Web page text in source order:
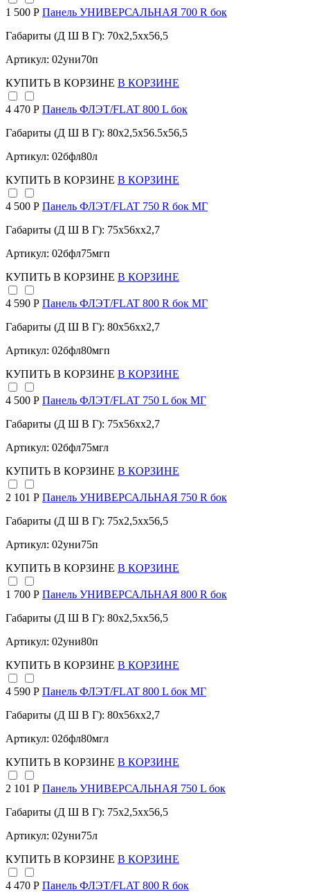
1 500 Р Панель УНИВЕРСАЛЬНАЯ 700 R бок
Габариты (Д Ш В Г): 70x2,5xx56,5
Артикул: 02уни70п
КУПИТЬ В КОРЗИНЕ В КОРЗИНЕ
4 470 Р Панель ФЛЭТ/FLAT 800 L бок
Габариты (Д Ш В Г): 80x2,5x56.5x56,5
Артикул: 02бфл80л
КУПИТЬ В КОРЗИНЕ В КОРЗИНЕ
4 500 Р Панель ФЛЭТ/FLAT 750 R бок МГ
Габариты (Д Ш В Г): 75x56xx2,7
Артикул: 02бфл75мгп
КУПИТЬ В КОРЗИНЕ В КОРЗИНЕ
4 590 Р Панель ФЛЭТ/FLAT 800 R бок МГ
Габариты (Д Ш В Г): 80x56xx2,7
Артикул: 02бфл80мгп
КУПИТЬ В КОРЗИНЕ В КОРЗИНЕ
4 500 Р Панель ФЛЭТ/FLAT 750 L бок МГ
Габариты (Д Ш В Г): 75x56xx2,7
Артикул: 02бфл75мгл
КУПИТЬ В КОРЗИНЕ В КОРЗИНЕ
2 101 Р Панель УНИВЕРСАЛЬНАЯ 750 R бок
Габариты (Д Ш В Г): 75x2,5xx56,5
Артикул: 02уни75п
КУПИТЬ В КОРЗИНЕ В КОРЗИНЕ
1 700 Р Панель УНИВЕРСАЛЬНАЯ 800 R бок
Габариты (Д Ш В Г): 80x2,5xx56,5
Артикул: 02уни80п
КУПИТЬ В КОРЗИНЕ В КОРЗИНЕ
4 590 Р Панель ФЛЭТ/FLAT 800 L бок МГ
Габариты (Д Ш В Г): 80x56xx2,7
Артикул: 02бфл80мгл
КУПИТЬ В КОРЗИНЕ В КОРЗИНЕ
2 101 Р Панель УНИВЕРСАЛЬНАЯ 750 L бок
Габариты (Д Ш В Г): 75x2,5xx56,5
Артикул: 02уни75л
КУПИТЬ В КОРЗИНЕ В КОРЗИНЕ
4 470 Р Панель ФЛЭТ/FLAT 800 R бок